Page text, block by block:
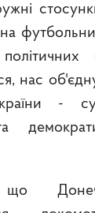
на
нас
-
що